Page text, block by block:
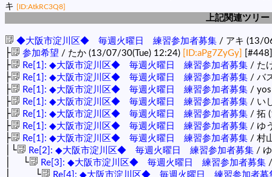
キ [ID:AtkRC3Q8]
上記関連ツリー
◆大阪市淀川区◆ 毎週火曜日 練習参加者募集 / アキ (13/
├ 参加希望 / たか (13/07/30(Tue) 12:24) [ID:aPg7ZyGy] [#448]
├ Re[1]: ◆大阪市淀川区◆ 毎週火曜日 練習参加者募集 / た
├ Re[1]: ◆大阪市淀川区◆ 毎週火曜日 練習参加者募集 / バ
├ Re[1]: ◆大阪市淀川区◆ 毎週火曜日 練習参加者募集 /
├ Re[1]: ◆大阪市淀川区◆ 毎週火曜日 練習参加者募集 / い
├ Re[1]: ◆大阪市淀川区◆ 毎週火曜日 練習参加者募集 / 拓
├ Re[1]: ◆大阪市淀川区◆ 毎週火曜日 練習参加者募集 / ゆ
├ Re[1]: ◆大阪市淀川区◆ 毎週火曜日 練習参加者募集 / 村
│└ Re[2]: ◆大阪市淀川区◆ 毎週火曜日 練習参加者募集 /
│ └ Re[3]: ◆大阪市淀川区◆ 毎週火曜日 練習参加者募集
│ └ Re[4]: ◆大阪市淀川区◆ 毎週火曜日 練習参加者募